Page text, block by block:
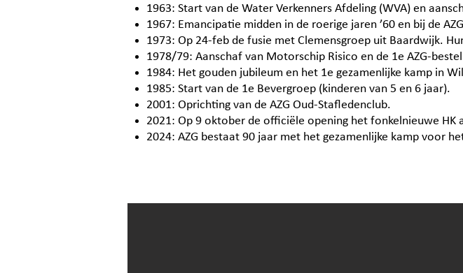
1963: Start van de Water Verkenners Afdeling (WVA) en
1967: Emancipatie midden in de roerige jaren ’60 en bij de
1973: Op 24-feb de fusie met Clemensgroep uit Baardwijk.
1978/79: Aanschaf van Motorschip Risico en de 1e AZG-
1984: Het gouden jubileum en het 1e gezamenlijke kamp in
1985: Start van de 1e Bevergroep (kinderen van 5 en 6 jaar).
2001: Oprichting van de AZG Oud-Stafledenclub.
2021: Op 9 oktober de officiële opening het fonkelnieuwe HK
2024: AZG bestaat 90 jaar met het gezamenlijke kamp voor